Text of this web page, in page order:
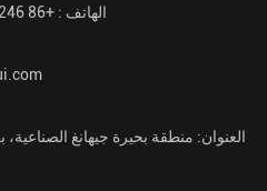
الهاتف : +86 13655751246 / +86 13816544085
العنوان: منطقة بحيرة جيهانغ